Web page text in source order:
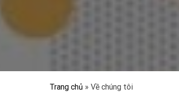
Trang chủ » Về chúng tôi